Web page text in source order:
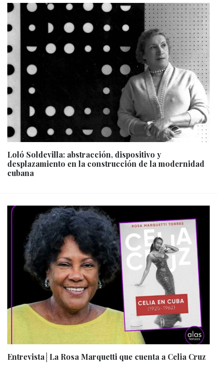
Loló Soldevilla: abstracción, dispositivo y
desplazamiento en la construcción de la modernidad
cubana
Entrevista│La Rosa Marquetti que cuenta a Celia Cruz